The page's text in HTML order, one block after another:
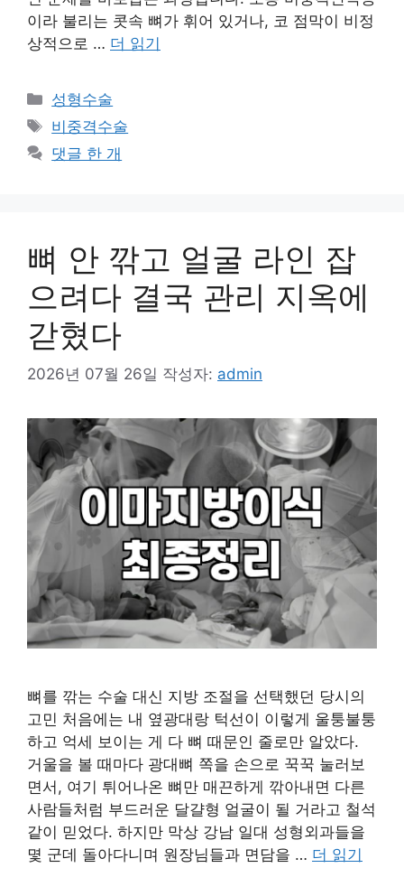
이라 불리는 콧속 뼈가 휘어 있거나, 코 점막이 비정
상적으로 … 더 읽기
카
테
고
리
성형수술
태
그
비중격수술
댓글 한 개
뼈 안 깎고 얼굴 라인 잡
으려다 결국 관리 지옥에
갇혔다
2026년 07월 26일 작성자: admin
뼈를 깎는 수술 대신 지방 조절을 선택했던 당시의
고민 처음에는 내 옆광대랑 턱선이 이렇게 울퉁불퉁
하고 억세 보이는 게 다 뼈 때문인 줄로만 알았다.
거울을 볼 때마다 광대뼈 쪽을 손으로 꾹꾹 눌러보
면서, 여기 튀어나온 뼈만 매끈하게 깎아내면 다른
사람들처럼 부드러운 달걀형 얼굴이 될 거라고 철석
같이 믿었다. 하지만 막상 강남 일대 성형외과들을
몇 군데 돌아다니며 원장님들과 면담을 … 더 읽기